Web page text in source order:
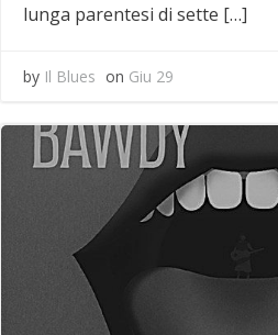
lunga parentesi di sette […]
by Il Blues on Giu 29